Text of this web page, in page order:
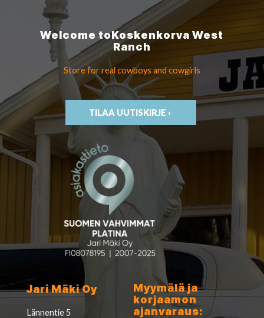
Welcome toKoskenkorvaWest
Ranch
Store for real cowboys and cowgirls
TILAA UUTISKIRJE ›
Jari Mäki Oy
Lännentie 5
Myymälä ja
korjaamon
ajanvaraus: